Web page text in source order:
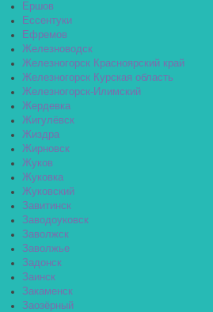
Ершов
Ессентуки
Ефремов
Железноводск
Железногорск Красноярский край
Железногорск Курская область
Железногорск-Илимский
Жердевка
Жигулёвск
Жиздра
Жирновск
Жуков
Жуковка
Жуковский
Завитинск
Заводоуковск
Заволжск
Заволжье
Задонск
Заинск
Закаменск
Заозёрный